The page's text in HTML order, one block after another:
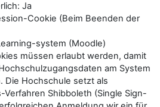
Ja
Cookie (Beim Beenden der
system (Moodle)
müssen erlaubt werden, damit
am System
Die Hochschule setzt als
Shibboleth (Single Sign-